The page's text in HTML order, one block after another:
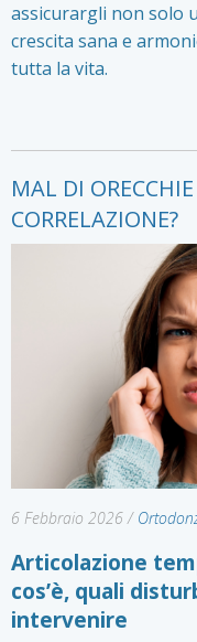
assicurargli non solo
crescita sana e
tutta la vita.
MAL DI
CORRELAZIONE?
6 Febbraio 2026 /
Articolazione
cos’è, quali
intervenire